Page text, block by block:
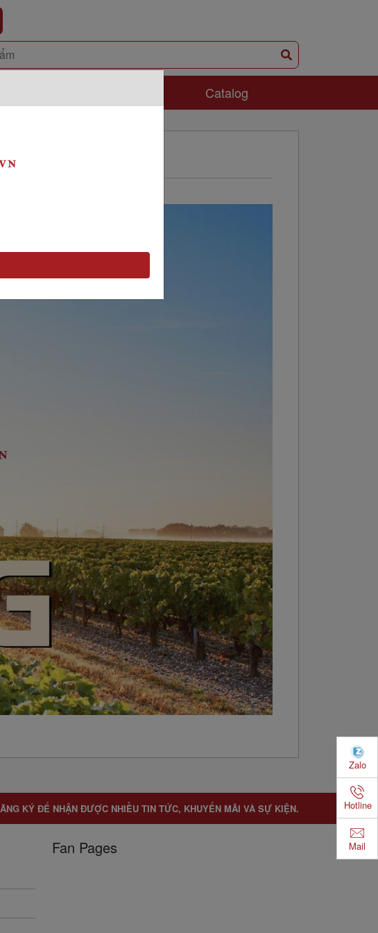
Catalog
KÝ ĐỂ NHẬN ĐƯỢC NHIỀU TIN TỨC, KHUYẾN MÃI VÀ SỰ KIỆN.
Fan Pages
Zalo
Hotline
Mail